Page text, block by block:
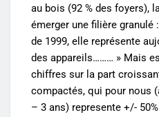
au bois (92 % des foyers),
émerger une filière granulé
de 1999, elle représente
des appareils……… » Mais
chiffres sur la part
compactés, qui pour nous
– 3 ans) represente +/-